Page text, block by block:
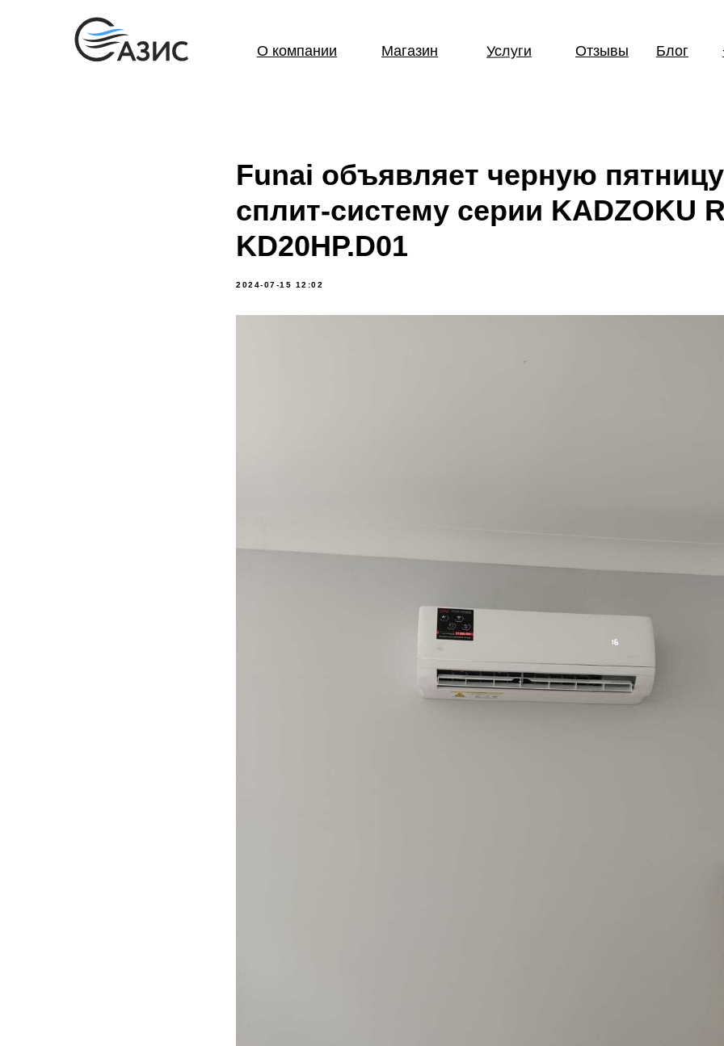
Услуги
О компании Отзывы
Магазин Блог
Funai объявляет черную
сплит-систему серии KADZOKU
KD20HP.D01
2024-07-15 12:02